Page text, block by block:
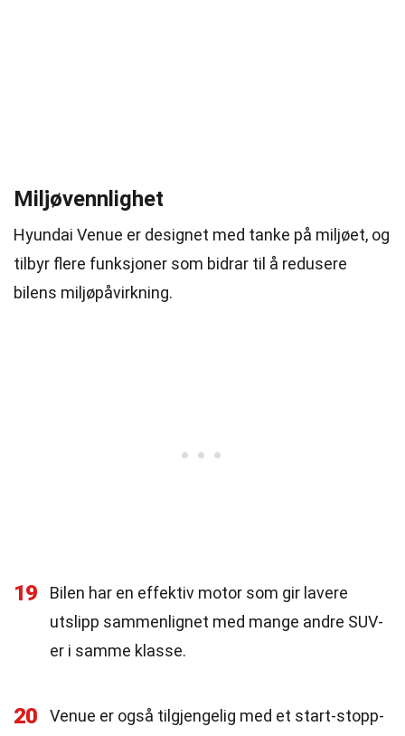
Miljøvennlighet
Hyundai Venue er designet med tanke på miljøet, og
tilbyr flere funksjoner som bidrar til å redusere
bilens miljøpåvirkning.
19
Bilen har en effektiv motor som gir lavere
utslipp sammenlignet med mange andre SUV-
er i samme klasse.
20
Venue er også tilgjengelig med et start-stopp-